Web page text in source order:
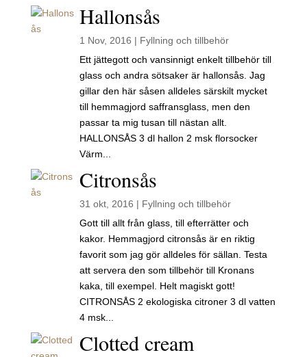
Hallonsås
1 Nov, 2016 | Fyllning och tillbehör
Ett jättegott och vansinnigt enkelt tillbehör till
glass och andra sötsaker är hallonsås. Jag
gillar den här såsen alldeles särskilt mycket
till hemmagjord saffransglass, men den
passar ta mig tusan till nästan allt.
HALLONSÅS 3 dl hallon 2 msk florsocker
Värm...
Citronsås
31 okt, 2016 | Fyllning och tillbehör
Gott till allt från glass, till efterrätter och
kakor. Hemmagjord citronsås är en riktig
favorit som jag gör alldeles för sällan. Testa
att servera den som tillbehör till Kronans
kaka, till exempel. Helt magiskt gott!
CITRONSÅS 2 ekologiska citroner 3 dl vatten
4 msk...
Clotted cream